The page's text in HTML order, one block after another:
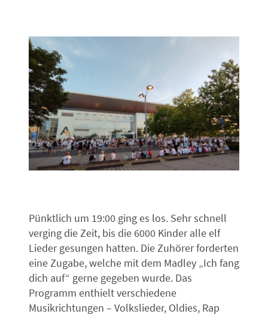
Pünktlich um 19:00 ging es los. Sehr schnell
verging die Zeit, bis die 6000 Kinder alle elf
Lieder gesungen hatten. Die Zuhörer forderten
eine Zugabe, welche mit dem Madley „Ich fang
dich auf“ gerne gegeben wurde. Das
Programm enthielt verschiedene
Musikrichtungen – Volkslieder, Oldies, Rap